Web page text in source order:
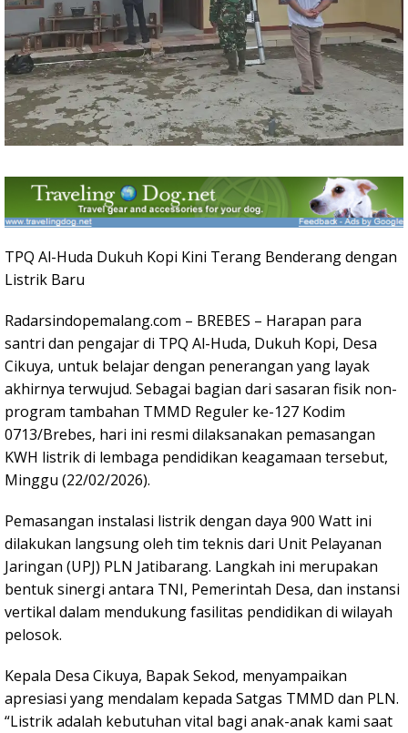
TPQ Al-Huda Dukuh Kopi Kini Terang Benderang dengan
Listrik Baru
Radarsindopemalang.com – BREBES – Harapan para
santri dan pengajar di TPQ Al-Huda, Dukuh Kopi, Desa
Cikuya, untuk belajar dengan penerangan yang layak
akhirnya terwujud. Sebagai bagian dari sasaran fisik non-
program tambahan TMMD Reguler ke-127 Kodim
0713/Brebes, hari ini resmi dilaksanakan pemasangan
KWH listrik di lembaga pendidikan keagamaan tersebut,
Minggu (22/02/2026).
Pemasangan instalasi listrik dengan daya 900 Watt ini
dilakukan langsung oleh tim teknis dari Unit Pelayanan
Jaringan (UPJ) PLN Jatibarang. Langkah ini merupakan
bentuk sinergi antara TNI, Pemerintah Desa, dan instansi
vertikal dalam mendukung fasilitas pendidikan di wilayah
pelosok.
Kepala Desa Cikuya, Bapak Sekod, menyampaikan
apresiasi yang mendalam kepada Satgas TMMD dan PLN.
“Listrik adalah kebutuhan vital bagi anak-anak kami saat